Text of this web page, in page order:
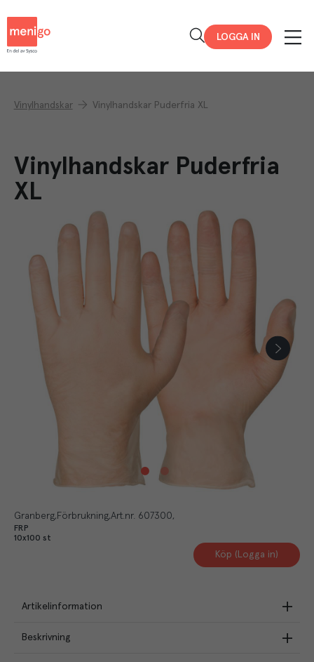
LOGGA IN
Vinylhandskar Vinylhandskar Puderfria XL
Vinylhandskar Puderfria
XL
Granberg Förbrukning Art.nr. 607300
FRP
10x100 st
Köp (Logga in)
Artikelinformation
Beskrivning